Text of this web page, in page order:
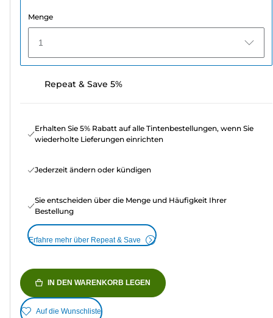
Menge
1
Repeat & Save 5%
Erhalten Sie 5% Rabatt auf alle Tintenbestellungen, wenn Sie
wiederholte Lieferungen einrichten
Jederzeit ändern oder kündigen
Sie entscheiden über die Menge und Häufigkeit Ihrer
Bestellung
Erfahre mehr über Repeat & Save
IN DEN WARENKORB LEGEN
Auf die Wunschliste